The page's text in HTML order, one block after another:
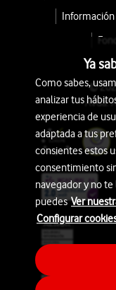
©
Avda.
Ya
Como sabes,
analizar tus
experiencia de
adaptada a tus
consientes estos
consentimiento
navegador y no
puedesVer
Configurar